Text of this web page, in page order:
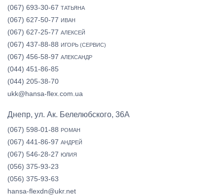
(067) 693-30-67 ТАТЬЯНА
(067) 627-50-77 ИВАН
(067) 627-25-77 АЛЕКСЕЙ
(067) 437-88-88 ИГОРЬ (СЕРВИС)
(067) 456-58-97 АЛЕКСАНДР
(044) 451-86-85
(044) 205-38-70
ukk@hansa-flex.com.ua
Днепр, ул. Ак. Белелюбского, 36А
(067) 598-01-88 РОМАН
(067) 441-86-97 АНДРЕЙ
(067) 546-28-27 ЮЛИЯ
(056) 375-93-23
(056) 375-93-63
hansa-flexdn@ukr.net